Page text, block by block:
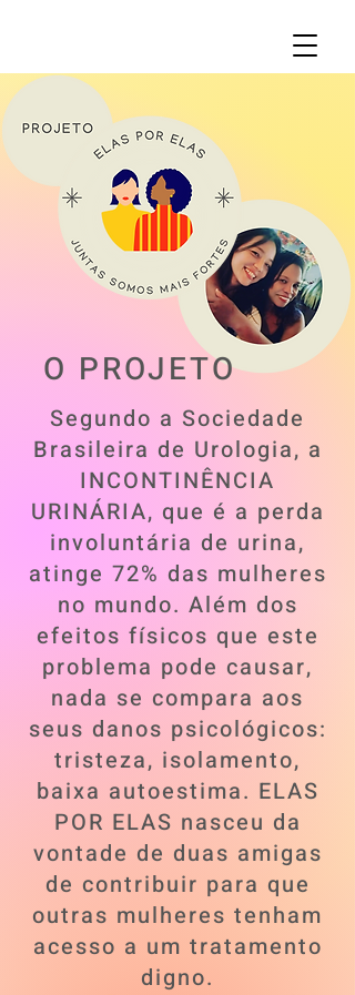
O PROJETO
Segundo a Sociedade
Brasileira de Urologia, a
INCONTINÊNCIA
URINÁRIA, que é a perda
involuntária de urina,
atinge 72% das mulheres
no mundo. Além dos
efeitos físicos que este
problema pode causar,
nada se compara aos
seus danos psicológicos:
tristeza, isolamento,
baixa autoestima. ELAS
POR ELAS nasceu da
vontade de duas amigas
de contribuir para que
outras mulheres tenham
acesso a um tratamento
digno.